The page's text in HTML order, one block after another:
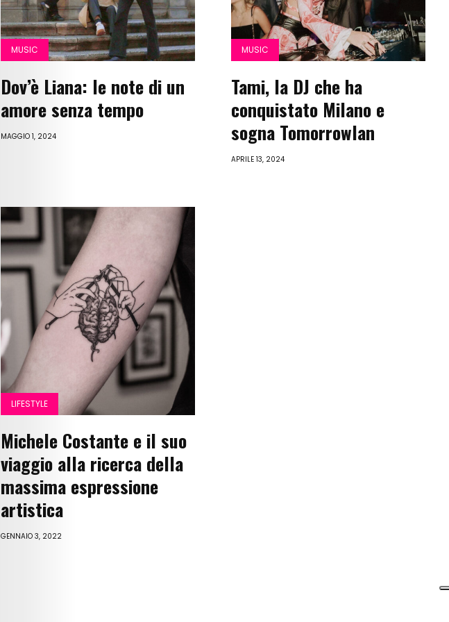
Art
Cinema
Music
Columns
About
Us
Contact
Us
Get
Scouted
Shop
Lingue
MUSIC
Dov’è Liana: le note di un
amore senza tempo
MAGGIO 1, 2024
MUSIC
Tami, la DJ che ha
conquistato Milano e
sogna Tomorrowlan
APRILE 13, 2024
LIFESTYLE
Michele Costante e il suo
viaggio alla ricerca della
massima espressione
artistica
GENNAIO 3, 2022